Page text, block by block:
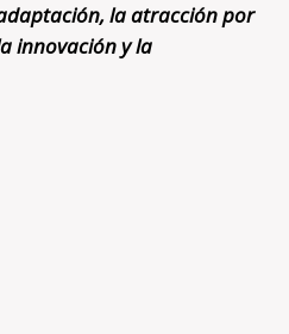
la atracción por
innovación y la